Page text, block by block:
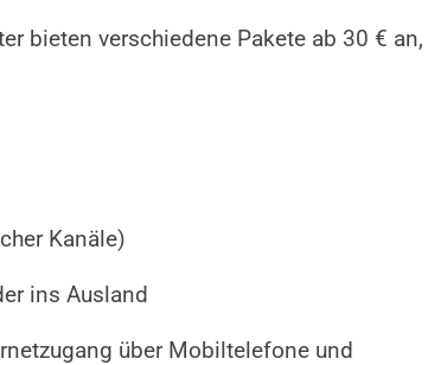
bieten verschiedene Pakete ab 30 € an,
Kanäle)
ins Ausland
über Mobiltelefone und